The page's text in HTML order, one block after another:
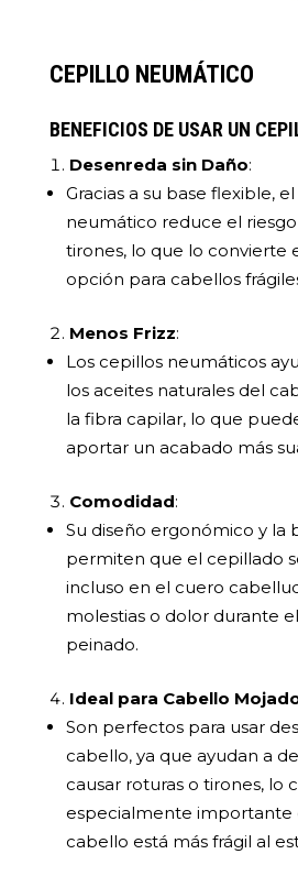
CEPILLO NEUMÁTICO
BENEFICIOS DE USAR UN
Desenreda sin Daño:
Gracias a su base flexible,
neumático reduce el
tirones, lo que lo convierte
opción para cabellos
Menos Frizz:
Los cepillos neumáticos
los aceites naturales del
la fibra capilar, lo que
aportar un acabado más
Comodidad:
Su diseño ergonómico y la
permiten que el cepillado
incluso en el cuero
molestias o dolor durante
peinado.
Ideal para Cabello
Son perfectos para usar
cabello, ya que ayudan a
causar roturas o tirones, lo
especialmente importante
cabello está más frágil al